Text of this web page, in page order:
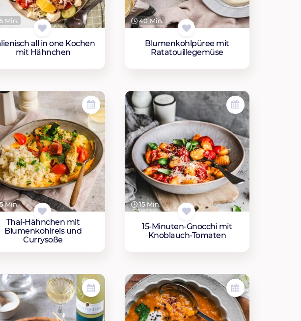
Min.
all in one Kochen
mit Hähnchen
40 Min.
Blumenkohlpüree mit
Ratatouillegemüse
Min.
Thai-Hähnchen mit
Blumenkohlreis und
Currysoße
15 Min.
15-Minuten-Gnocchi mit
Knoblauch-Tomaten